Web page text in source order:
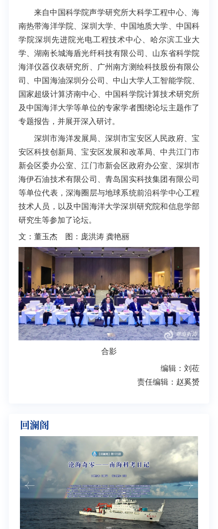
来自中国科学院声学研究所大科学工程中心、海
南热带海洋学院、深圳大学、中国地质大学、中国科
学院深圳先进院光电工程技术中心、哈尔滨工业大
学、湖南长城海盾光纤科技有限公司、山东省科学院
海洋仪器仪表研究所、广州南方测绘科技股份有限公
司、中国海油深圳分公司、中山大学人工智能学院、
国家超级计算济南中心、中国科学院计算技术研究所
及中国海洋大学等单位的专家学者围绕论坛主题作了
专题报告，并展开深入研讨。
深圳市海洋发展局、 深圳市宝安区人民政府、宝
安区科技创新局、宝安区发展和改革局、中共江门市
新会区委办公室、江门市新会区政府办公室、深圳市
海伊石油技术有限公司、青岛国实科技集团有限公司
等单位代表，深海圈层与地球系统前沿科学中心工程
技术人员，以及中国海洋大学深圳研究院和信息学部
研究生等参加了论坛。
文：董玉杰 图：庞洪涛 龚艳丽
合影
编辑：刘莅
责任编辑：赵奚赟
回澜阁